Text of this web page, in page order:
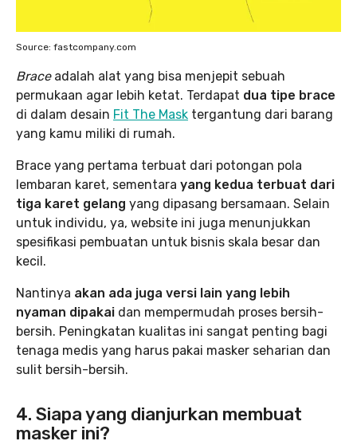
Source: fastcompany.com
Braceadalah alat yang bisa menjepit sebuah
permukaan agar lebih ketat. Terdapat dua tipe brace
di dalam desain Fit The Mask tergantung dari barang
yang kamu miliki di rumah.
Brace yang pertama terbuat dari potongan pola
lembaran karet, sementara yang kedua terbuat dari
tiga karet gelang yang dipasang bersamaan. Selain
untuk individu, ya, website ini juga menunjukkan
spesifikasi pembuatan untuk bisnis skala besar dan
kecil.
Nantinya akan ada juga versi lain yang lebih
nyaman dipakai dan mempermudah proses bersih-
bersih. Peningkatan kualitas ini sangat penting bagi
tenaga medis yang harus pakai masker seharian dan
sulit bersih-bersih.
4. Siapa yang dianjurkan membuat
masker ini?